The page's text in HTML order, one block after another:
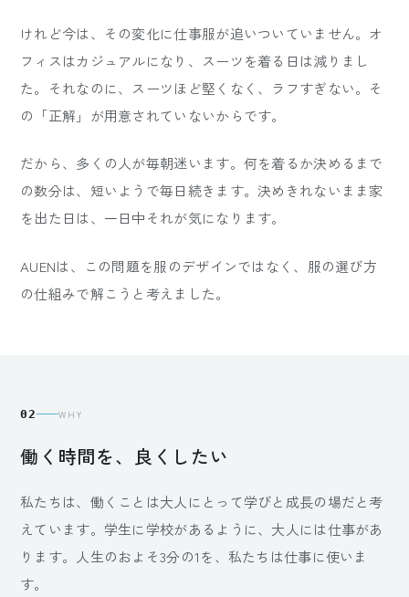
けれど今は、その変化に仕事服が追いついていません。オ
フィスはカジュアルになり、スーツを着る日は減りまし
た。それなのに、スーツほど堅くなく、ラフすぎない。そ
の「正解」が用意されていないからです。
だから、多くの人が毎朝迷います。何を着るか決めるまで
の数分は、短いようで毎日続きます。決めきれないまま家
を出た日は、一日中それが気になります。
AUENは、この問題を服のデザインではなく、服の選び方
の仕組みで解こうと考えました。
02 WHY
働く時間を、良くしたい
私たちは、働くことは大人にとって学びと成長の場だと考
えています。学生に学校があるように、大人には仕事があ
ります。人生のおよそ3分の1を、私たちは仕事に使いま
す。